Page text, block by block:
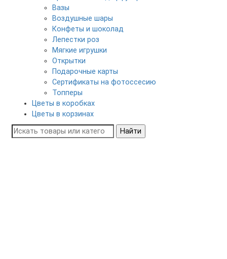
Вазы
Воздушные шары
Конфеты и шоколад
Лепестки роз
Мягкие игрушки
Открытки
Подарочные карты
Сертификаты на фотоссесию
Топперы
Цветы в коробках
Цветы в корзинах
Найти